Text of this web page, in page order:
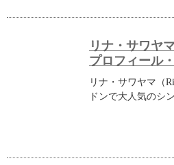
リナ・サワヤ
プロフィール
リナ・サワヤマ（
ドンで大人気のシ